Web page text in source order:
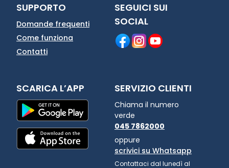
SUPPORTO
Domande frequenti
Come funziona
Contatti
SEGUICI SUI
SOCIAL
SCARICA L’APP SERVIZIO CLIENTI
Chiama il numero
verde
045 7862000
oppure
scrivici su Whatsapp
Contattaci dal lunedì al